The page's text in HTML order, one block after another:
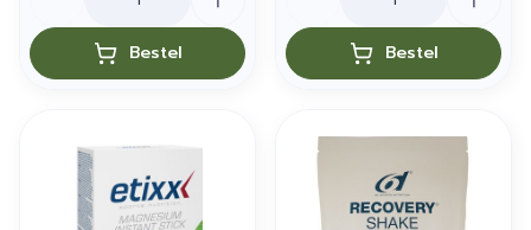
Bestel Bestel